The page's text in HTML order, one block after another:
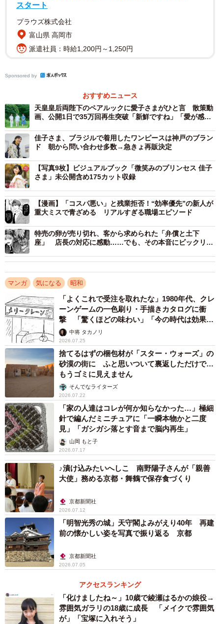
(をぎくぼ虫さん提供)
以前、老人ホームに勤務していたをぎくぼ虫さん。お風呂
嫌いのお年寄りに入浴をすすめるのだが、なかなか聞き入
れてもらえず困り果てていたところ、見かねたホーム長が
「天皇陛下のご命令です」
と一喝。するとお年寄りは態度
を一変させ「じゃあしょうがねえな」と入浴してくれたそ
たしかに戦前の教育を受けた人にとって“天皇陛下”はインパ
クトある一言。この体験を経てをぎく虫さんは介護に柔軟
な発想が必要なことを悟ったのだという。
をぎくぼ虫さんにお話を聞いた。
－－この反応をご覧になった時は。
をぎくぼ虫：まだ介護の仕事に就いたばかりの頃でいろい
ろと苦労してましたが、時には利用者に寄り添った臨機応
変な接し方も大事ということを学びました。
をぎくぼ虫：このマンガを最初にSNSに上げたのは2年前
で、その時はコメントが来すぎて反応しきれませんでし
スタート
プラウズ株式会社
富山県 高岡市
派遣社員：時給1,200円～1,250円
Sponsored by
おすすめニュース
天皇皇后両陛下のペアルックに愛子さまがひと言 散策動
画、公開1日で35万回再生突破「新鮮ですね」「愛が感じ
佳子さま、ブラジルで着用したワンピースは神戸のブラン
ド 朝から問い合わせ多数→急きょ再販決定
【写真9枚】ビジュアルブック「微笑みのプリンセス 佳子
さま」未公開含め175カット収録
【漫画】「コスパ悪い」と残業拒否！“効率優先”の新人が
重大ミスで青ざめる リアルすぎる職場エピソード
特売の卵が売り切れ、客から求められた「弁償と土下
座」 店長の対応に感動……でも、その本音にビックリ
マンガ 気になる 昭和
「よくこれで受注を取れたな」1980年代、クレ
ーンゲームの一色刷り・手描きカタログに衝
撃 「驚くほどの味わい」「今の時代は効果あ
りそう」
中将 タカノリ
2026.07.25
捨てるはずの梱包材が「スター・ウォーズ」の
砂漠の街に ふと思いついて裏返しただけで…
もうゴミに見えません
そんでなライターズ
2026.07.22
「家の人達はコレが何か知らなかった…」極細
針で編んだミニチュアに「一瞬本物かと二度
見」「ガシガシ落とす音まで脳内再生」
山岡 もと子
2026.07.17
♪漬け込みたいへしこ 南野陽子さんが「親善
大使」務める京都・舞鶴で保存食づくり
京都新聞社
2026.07.12
「明智光秀の城」天守閣よみがえり40年 再建
前の懐かしい姿を写真で振り返る 京都
京都新聞社
2026.07.05
アクセスランキング
「化けましたね～」10歳で綾瀬はるかの娘役→
雰囲気ガラリの18歳に成長 「メイクで雰囲気
が」「宝塚に入れそう」